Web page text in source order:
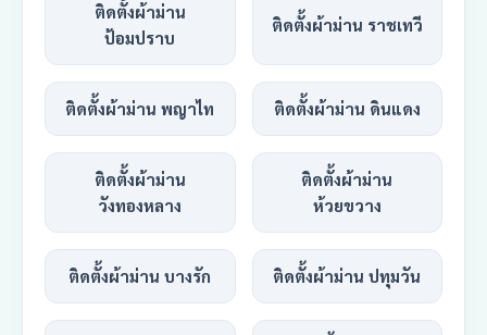
ติดตั้งผ้าม่าน
ป้อมปราบ
ติดตั้งผ้าม่าน ราชเทวี
ติดตั้งผ้าม่าน พญาไท ติดตั้งผ้าม่าน ดินแดง
ติดตั้งผ้าม่าน
วังทองหลาง
ติดตั้งผ้าม่าน
ห้วยขวาง
ติดตั้งผ้าม่าน บางรัก ติดตั้งผ้าม่าน ปทุมวัน